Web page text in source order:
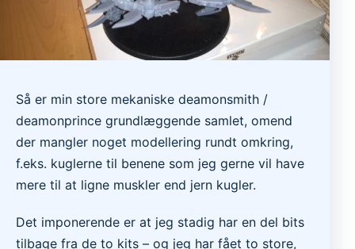
Så er min store mekaniske deamonsmith /
deamonprince grundlæggende samlet, omend
der mangler noget modellering rundt omkring,
f.eks. kuglerne til benene som jeg gerne vil have
mere til at ligne muskler end jern kugler.
Det imponerende er at jeg stadig har en del bits
tilbage fra de to kits – og jeg har fået to store,